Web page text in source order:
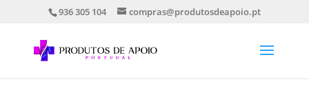
936 305 104 compras@produtosdeapoio.pt